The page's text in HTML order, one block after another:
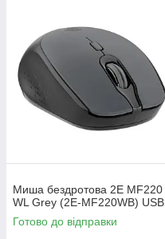
Миша бездротова 2E MF220
WL Grey (2E-MF220WB) USB
Готово до відправки